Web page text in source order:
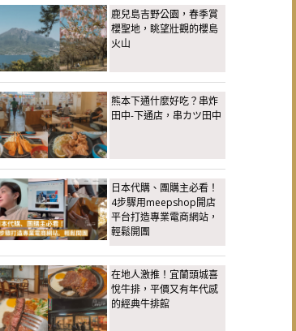
鹿兒島吉野公園，春季賞
櫻聖地，眺望壯觀的櫻島
火山
熊本下通什麼好吃？串炸
田中-下通店，串カツ田中
日本代購、團購主必看！
4步驟用meepshop開店
平台打造專業電商網站，
輕鬆開團
在地人激推！宜蘭頭城喜
悅牛排，平價又有年代感
的經典牛排館